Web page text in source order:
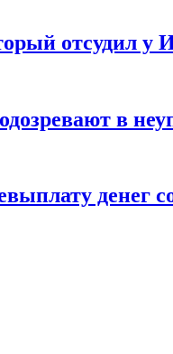
отсудил у
в
денег